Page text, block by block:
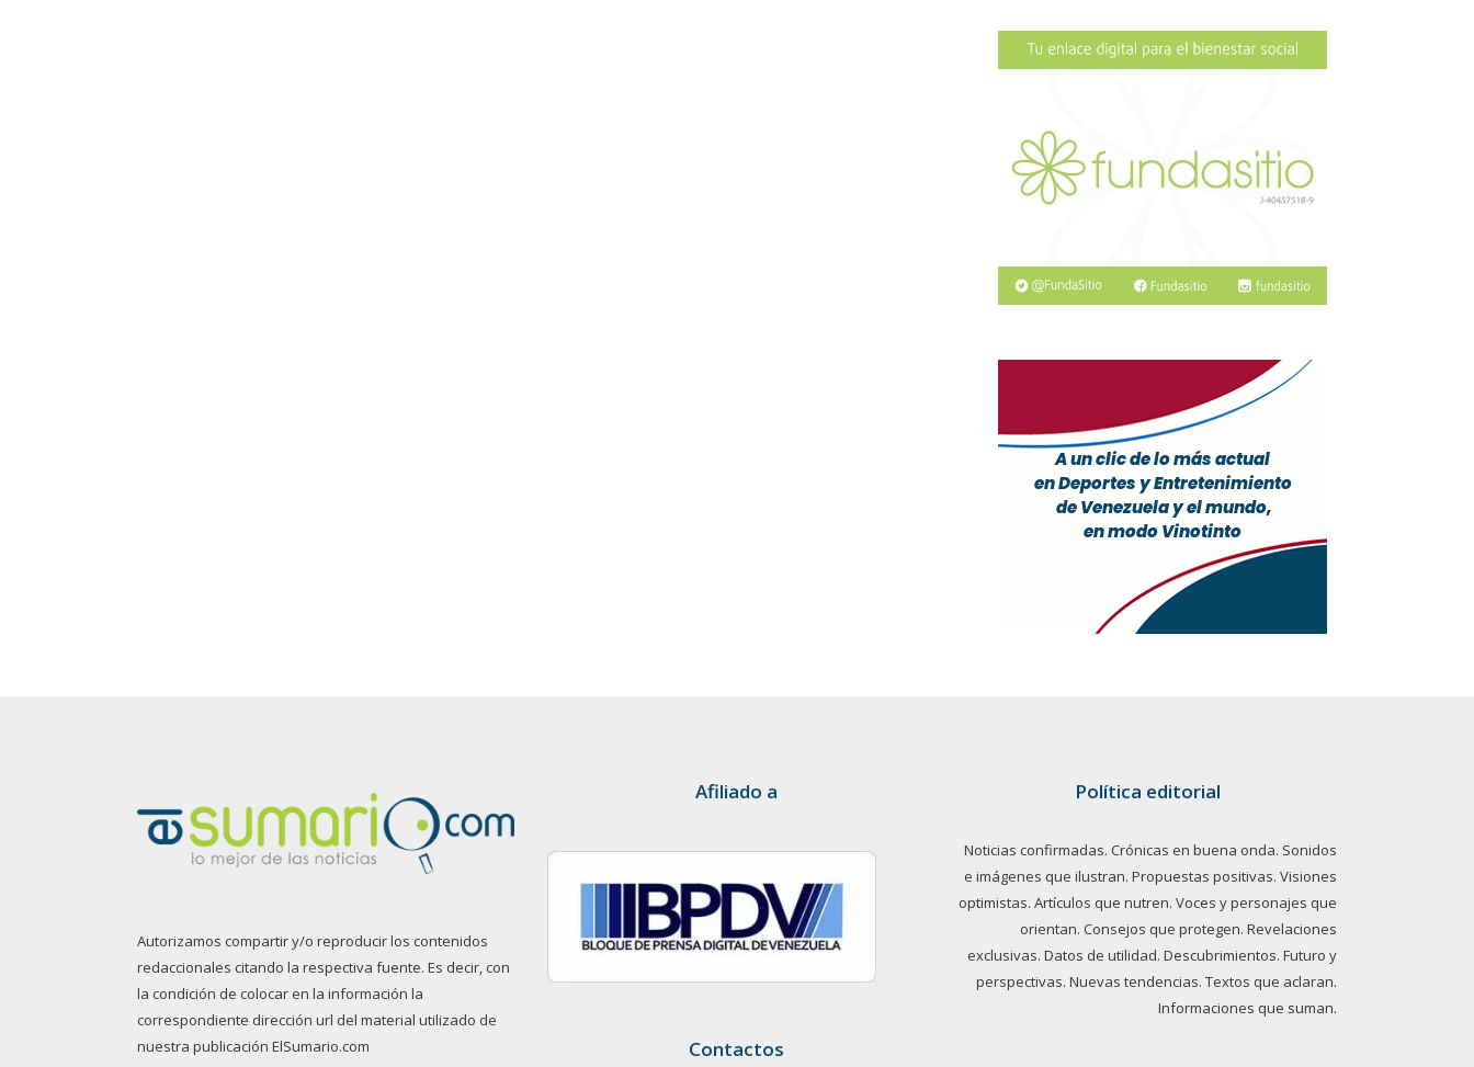
Autorizamos compartir y/o reproducir los contenidos
redaccionales citando la respectiva fuente. Es decir, con
la condición de colocar en la información la
correspondiente dirección url del material utilizado de
nuestra publicación ElSumario.com
Afiliado a
Contactos
Política editorial
Noticias confirmadas. Crónicas en buena onda. Sonidos
e imágenes que ilustran. Propuestas positivas. Visiones
optimistas. Artículos que nutren. Voces y personajes que
orientan. Consejos que protegen. Revelaciones
exclusivas. Datos de utilidad. Descubrimientos. Futuro y
perspectivas. Nuevas tendencias. Textos que aclaran.
Informaciones que suman.